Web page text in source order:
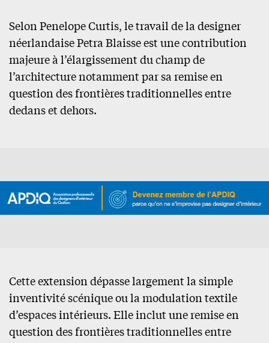
Selon Penelope Curtis, le travail de la designer
néerlandaise Petra Blaisse est une contribution
majeure à l’élargissement du champ de
l’architecture notamment par sa remise en
question des frontières traditionnelles entre
dedans et dehors.
Cette extension dépasse largement la simple
inventivité scénique ou la modulation textile
d’espaces intérieurs. Elle inclut une remise en
question des frontières traditionnelles entre